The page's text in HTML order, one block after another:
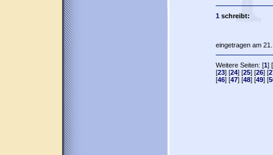
1schreibt:
eingetragen am
Weitere Seiten: [1] [
[23] [24] [25] [26] [
[46] [47] [48] [49] [